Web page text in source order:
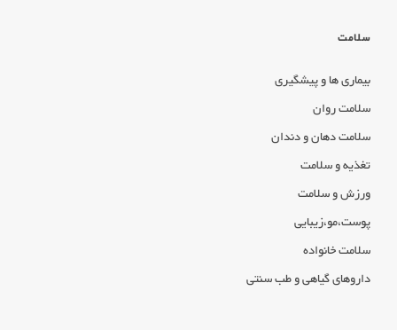
سلامت
بیماری ها و پیشگیری
سلامت روان
سلامت دهان و دندان
تغذیه و سلامت
ورزش و سلامت
پوست،مو،زیبایی
سلامت خانواده
داروهای گیاهی و طب سنتی